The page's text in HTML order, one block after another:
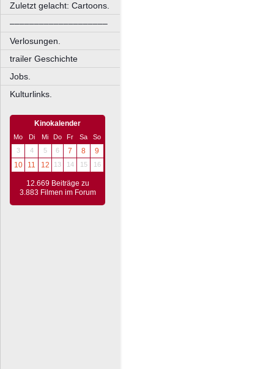
Zuletzt gelacht: Cartoons.
––––––––––––––––––––
Verlosungen.
trailer Geschichte
Jobs.
Kulturlinks.
Kinokalender
Mo Di Mi Do Fr Sa
So
3
4 5 6 7 8
9
10
11 12 13 14 15 16
12.669 Beiträge zu
3.883 Filmen im Forum